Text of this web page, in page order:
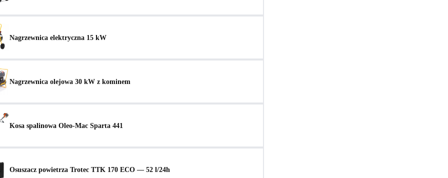
Nagrzewnica elektryczna 15 kW
Nagrzewnica olejowa 30 kW z kominem
Kosa spalinowa Oleo-Mac Sparta 441
Osuszacz powietrza Trotec TTK 170 ECO — 52 l/24h